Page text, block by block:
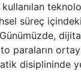
süreç
paraların
disiplininde